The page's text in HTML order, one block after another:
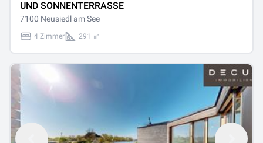
UND SONNENTERRASSE
7100 Neusiedl am See
4 Zimmer 291 ㎡